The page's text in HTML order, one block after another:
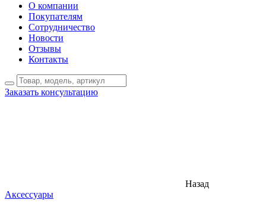
О компании
Покупателям
Сотрудничество
Новости
Отзывы
Контакты
Заказать консультацию
Назад
Аксессуары